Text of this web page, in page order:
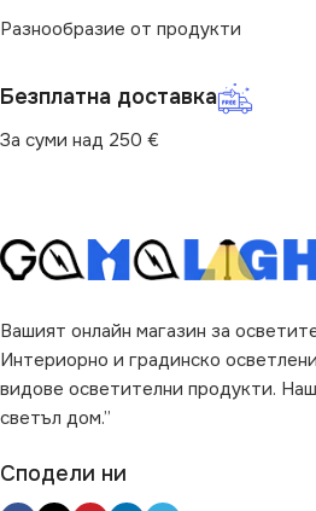
470
ФОРМА НА ЛАМПАТА
G45
Разнообразие от продукти
Безплатна доставка
За суми над 250 €
Вашият онлайн магазин за
Интериорно и градинско
видове осветителни продукти.
светъл дом.”
Сподели ни